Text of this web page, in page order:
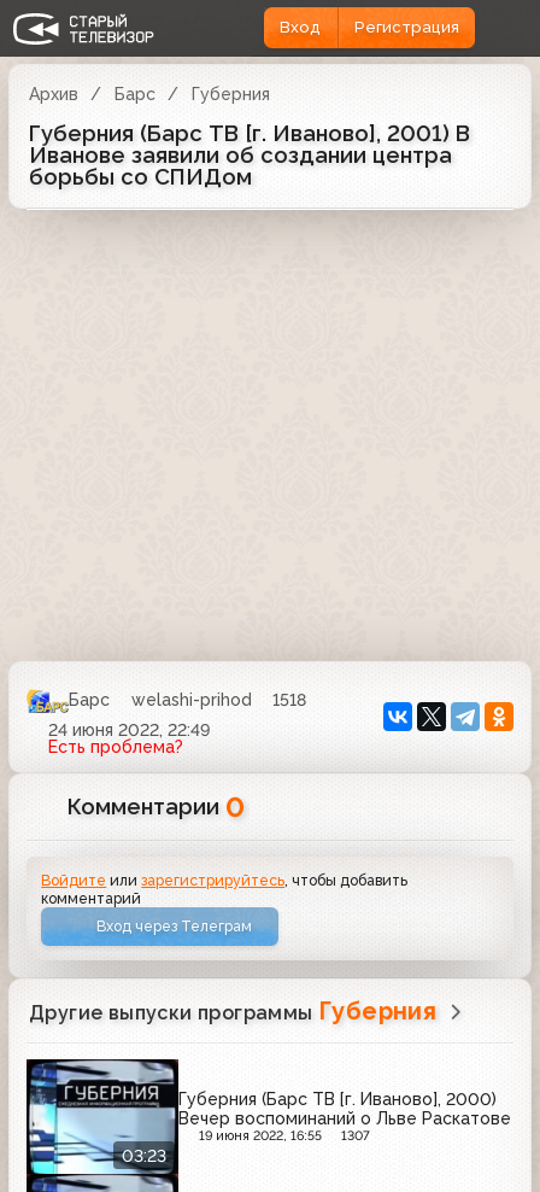
Вход Регистрация
Архив Барс Губерния
Губерния (Барс ТВ [г. Иваново], 2001) В
Иванове заявили об создании центра
борьбы со СПИДом
Барс welashi-prihod
1518
24 июня 2022, 22:49
Есть проблема?
Комментарии 0
Войдите илизарегистрируйтесь , чтобы добавить
комментарий
Вход через Телеграм
Другие выпуски программы Губерния
03:23
Губерния (Барс ТВ [г. Иваново], 2000)
Вечер воспоминаний о Льве Раскатове
19 июня 2022, 16:55 1307